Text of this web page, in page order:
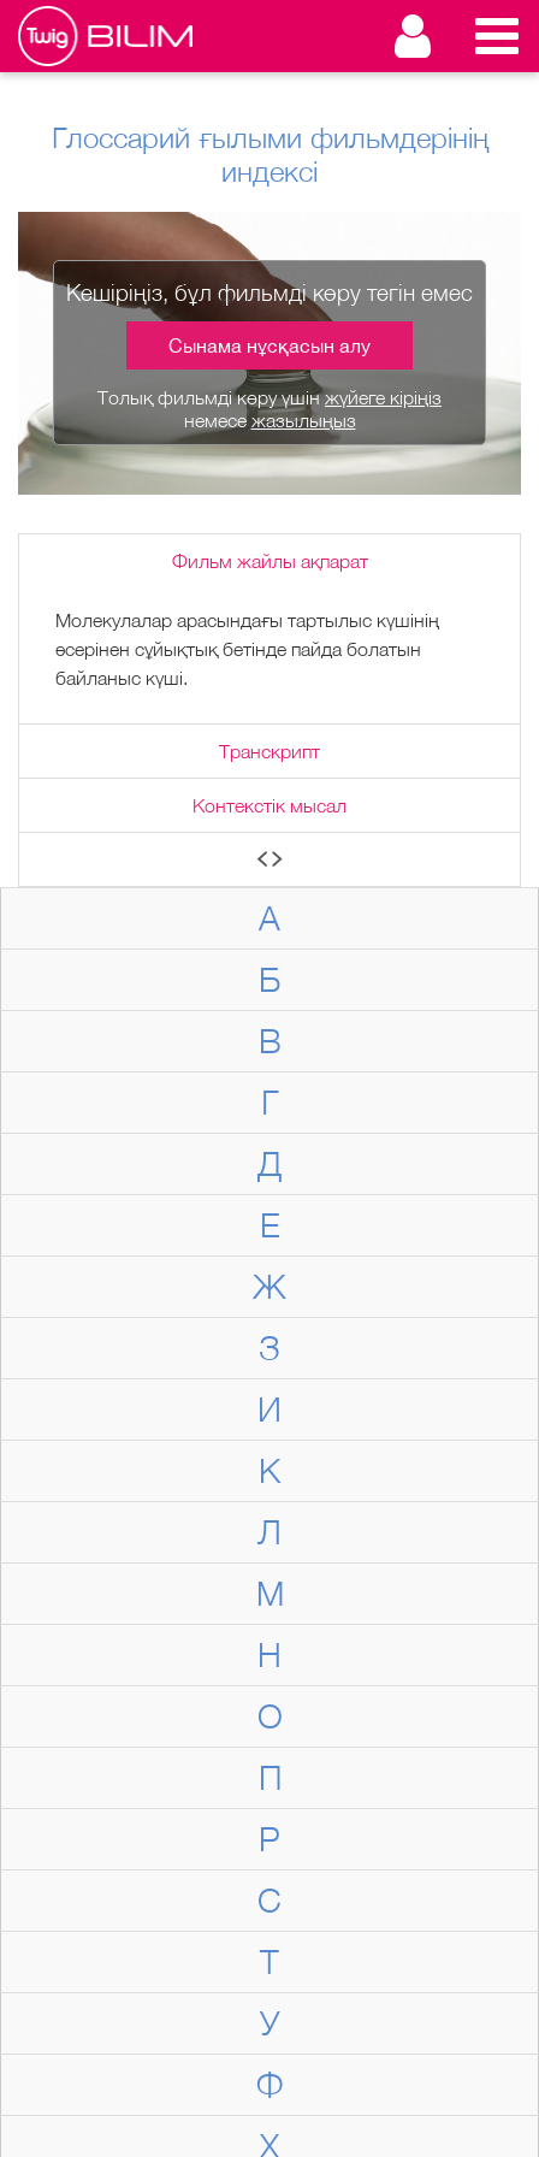
Глоссарий ғылыми фильмдерінің
индексі
А
Б
В
Г
Д
Е
Ж
З
И
К
Л
М
Н
О
П
Р
С
Т
У
Ф
Х
Кешіріңіз, бұл фильмді көру тегін емес
Сынама нұсқасын алу
Толық фильмді көру үшінжүйеге кіріңіз
немесе жазылыңыз
Фильм жайлы ақпарат
Молекулалар арасындағы тартылыс күшінің
әсерінен сұйықтық бетінде пайда болатын
байланыс күші.
Транскрипт
Контекстік мысал